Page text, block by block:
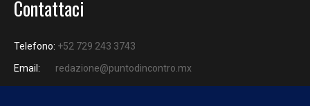
Contattaci
Telefono: +52 729 243 3743
Email:
redazione@puntodincontro.mx